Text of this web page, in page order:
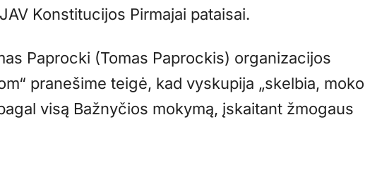
Konstitucijos Pirmajai pataisai.
Paprocki (Tomas Paprockis) organizacijos
pranešime teigė, kad vyskupija „skelbia, moko
visą Bažnyčios mokymą, įskaitant žmogaus